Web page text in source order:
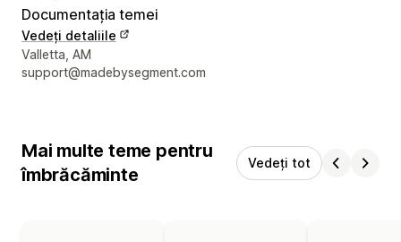
Documentația temei
Vedeți detaliile
Detaliile de contact ale designerului
Valletta, AM
support@madebysegment.com
Mai multe teme pentru
îmbrăcăminte
Vedeți tot